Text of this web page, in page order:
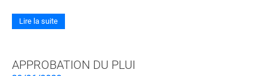
Lire la suite
APPROBATION DU PLUI